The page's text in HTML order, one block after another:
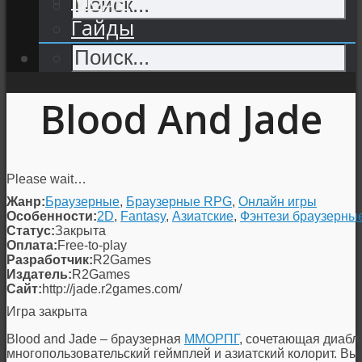
Гайды
Blood And Jade
Please wait…
Жанр:Браузерные, Браузерные RPG, Онлайн игры
Особенности:2D, Fantasy, Азиатские, Фэнтези
Статус:Закрыта
Оплата:Free-to-play
Разработчик:R2Games
Издатель:R2Games
Сайт:http://jade.r2games.com/
Игра закрыта
Blood and Jade – браузерная ММОРПГ, сочетающая
многопользовательский геймплей и азиатский колорит.